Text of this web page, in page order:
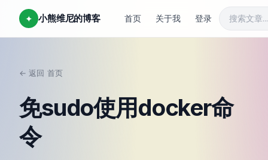
✦ 小熊维尼的博客 首页 关于我 登录
← 返回 首页
免sudo使用docker命
令